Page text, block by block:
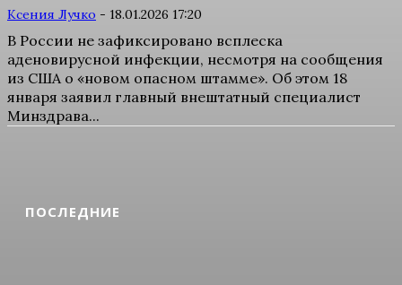
ПОСЛЕДНИЕ
Ксения Лучко - 18.01.2026 17:20
В России не зафиксировано всплеска
аденовирусной инфекции, несмотря на сообщения
из США о «новом опасном штамме». Об этом 18
января заявил главный внештатный специалист
Минздрава...